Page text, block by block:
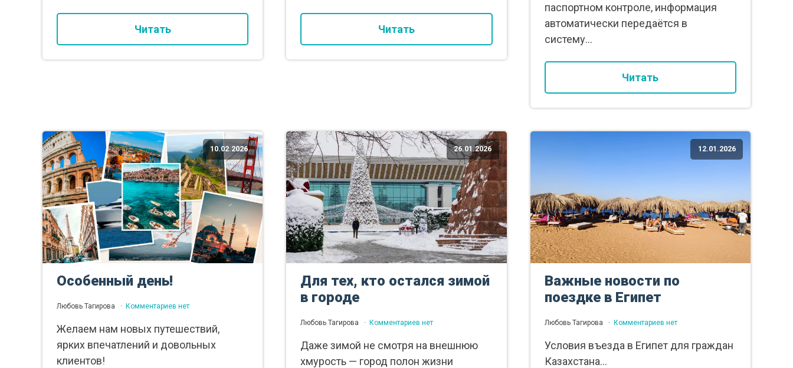
Читать Читать
паспортном контроле, информация
автоматически передаётся в
систему...
Читать
10.02.2026
Особенный день!
Любовь Тагирова Комментариев нет
Желаем нам новых путешествий,
ярких впечатлений и довольных
клиентов!
26.01.2026
Для тех, кто остался зимой
в городе
Любовь Тагирова Комментариев нет
Даже зимой не смотря на внешнюю
хмурость — город полон жизни
12.01.2026
Важные новости по
поездке в Египет
Любовь Тагирова Комментариев нет
Условия въезда в Египет для граждан
Казахстана...